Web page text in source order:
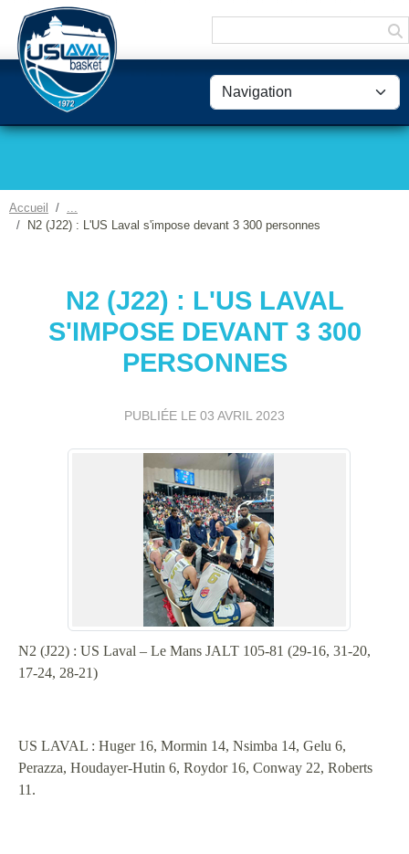
Accueil
N2 (J22) : L'US Laval s'impose devant 3 300 personnes
N2 (J22) : L'US LAVAL
S'IMPOSE DEVANT 3 300
PERSONNES
PUBLIÉE LE 03 AVRIL 2023
N2 (J22) : US Laval – Le Mans JALT 105-81 (29-16, 31-20,
17-24, 28-21)
US LAVAL : Huger 16, Mormin 14, Nsimba 14, Gelu 6,
Perazza, Houdayer-Hutin 6, Roydor 16, Conway 22, Roberts
11.
Panneau de gestion des cookies